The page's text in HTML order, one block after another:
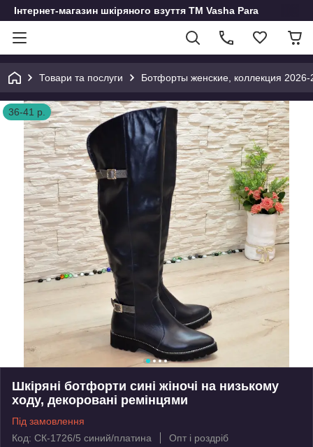
Інтернет-магазин шкіряного взуття ТМ Vasha Para
Товари та послуги Ботфорты женские, коллекция 2026-
36-41 р.
Шкіряні ботфорти сині жіночі на низькому
ходу, декоровані ремінцями
Під замовлення
Код: СК-1726/5 синий/платина
Опт і роздріб